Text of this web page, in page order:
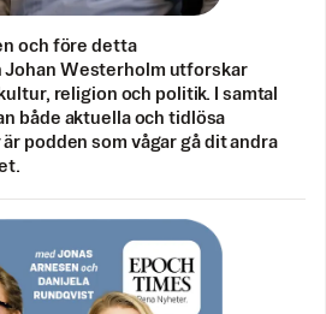
och före detta
Westerholm utforskar
religion och politik. I samtal
både aktuella och tidlösa
podden som vågar gå dit andra